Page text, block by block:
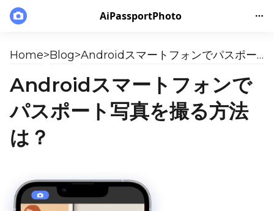
AiPassportPhoto
Home>Blog> Androidスマートフォンでパスポート写真を撮る方法は？
Androidスマートフォンで
パスポート写真を撮る方法
は？